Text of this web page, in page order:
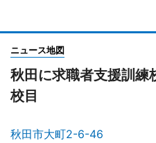
ニュース地図
秋田に求職者支援訓
校目
秋田市大町2-6-46